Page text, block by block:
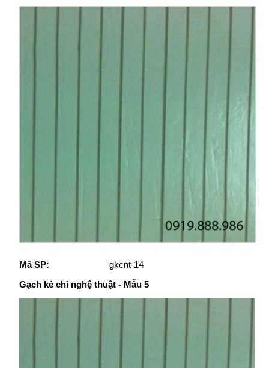
Mã SP:
gkcnt-14
Gạch kẻ chỉ nghệ thuật - Mẫu 5